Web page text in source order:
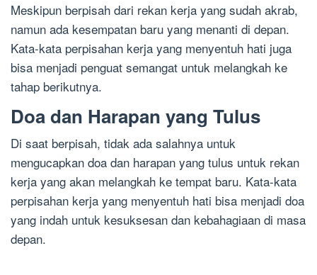
Meskipun berpisah dari rekan kerja yang sudah akrab,
namun ada kesempatan baru yang menanti di depan.
Kata-kata perpisahan kerja yang menyentuh hati juga
bisa menjadi penguat semangat untuk melangkah ke
tahap berikutnya.
Doa dan Harapan yang Tulus
Di saat berpisah, tidak ada salahnya untuk
mengucapkan doa dan harapan yang tulus untuk rekan
kerja yang akan melangkah ke tempat baru. Kata-kata
perpisahan kerja yang menyentuh hati bisa menjadi doa
yang indah untuk kesuksesan dan kebahagiaan di masa
depan.